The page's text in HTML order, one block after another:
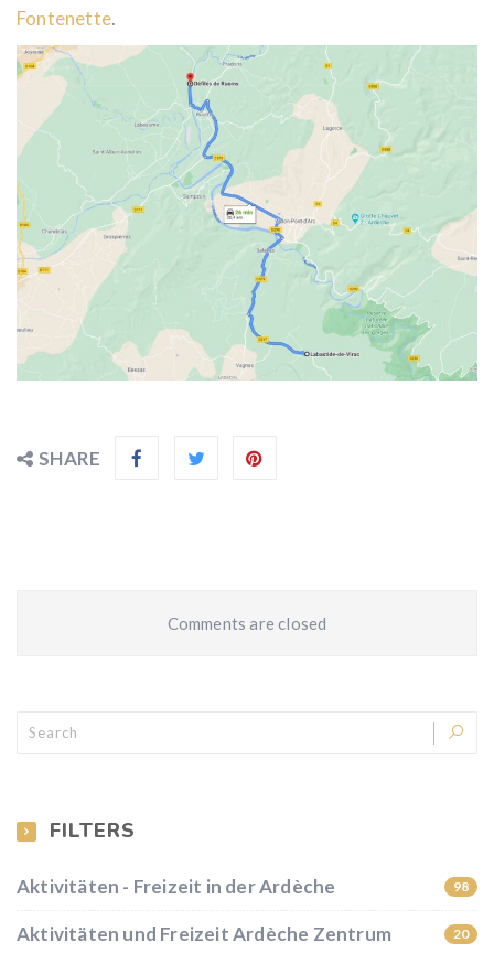
Fontenette.
SHARE
Comments are closed
FILTERS
Aktivitäten - Freizeit in der Ardèche 98
Aktivitäten und Freizeit Ardèche Zentrum 20